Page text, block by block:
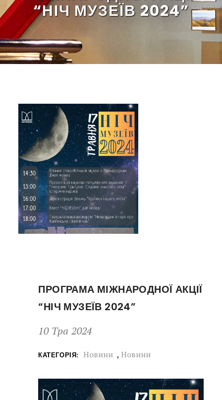
“НІЧ МУЗЕЇВ 2024”
ПРОГРАМА МІЖНАРОДНОЇ АКЦІЇ
“НІЧ МУЗЕЇВ 2024”
10 Тра 2024
КАТЕГОРІЯ: Новини , Новини